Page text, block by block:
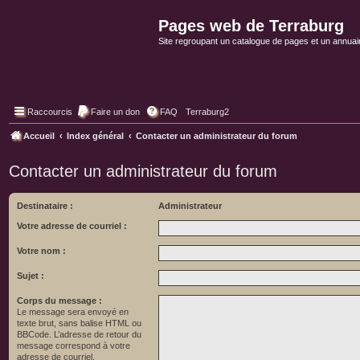
Pages web de Terraburg
Site regroupant un catalogue de pages et un
Raccourcis Faire un don FAQ Terraburg2
Accueil Index général Contacter un administrateur du forum
Contacter un administrateur du forum
Destinataire : Administrateur
Votre adresse de courriel :
Votre nom :
Sujet :
Corps du message :
Le message sera envoyé en
texte brut, sans balise HTML ou
BBCode. L’adresse de retour du
message correspond à votre
adresse de courriel.